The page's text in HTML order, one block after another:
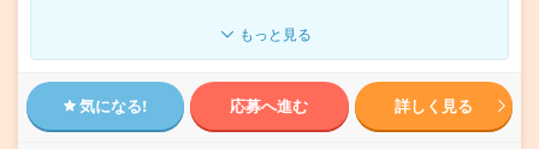
もっと見る
気になる! 応募へ進む 詳しく見る